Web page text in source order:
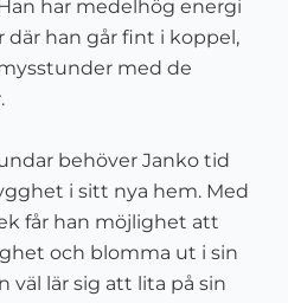
har medelhög energi
där han går fint i koppel,
med de
behöver Janko tid
i sitt nya hem. Med
får han möjlighet att
och blomma ut i sin
väl lär sig att lita på sin